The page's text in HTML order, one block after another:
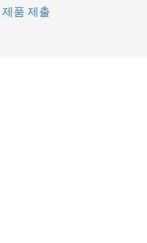
제품 제출